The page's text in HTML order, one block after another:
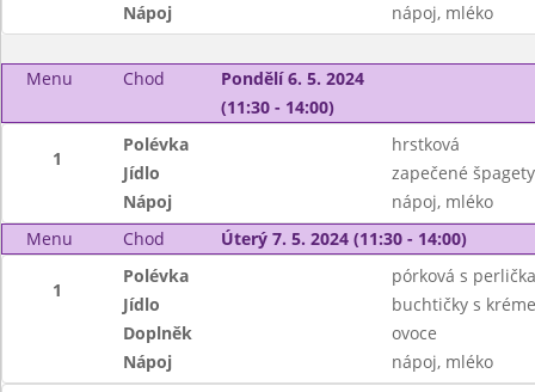
Nápoj
nápoj, mléko
Menu Chod
Pondělí 6. 5. 2024
(11:30 - 14:00)
1
Polévka
hrstková
Jídlo
zapečené
Nápoj
nápoj, mléko
Menu
Chod Úterý 7. 5. 2024 (11:30 - 14:00)
1
Polévka
pórková s
Jídlo
buchtičky s
Doplněk
ovoce
Nápoj
nápoj, mléko